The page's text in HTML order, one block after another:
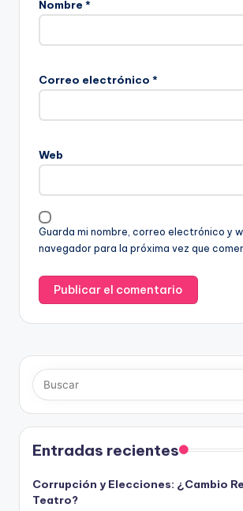
Nombre *
Correo electrónico *
Web
Guarda mi nombre, correo electrónico y
navegador para la próxima vez que
Entradas recientes
Corrupción y Elecciones: ¿Cambio
Teatro?